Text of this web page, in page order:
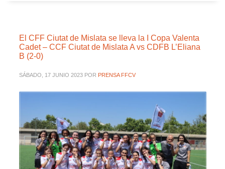
El CFF Ciutat de Mislata se lleva la I Copa Valenta
Cadet – CCF Ciutat de Mislata A vs CDFB L’Eliana
B (2-0)
SÁBADO, 17 JUNIO 2023 POR PRENSA FFCV